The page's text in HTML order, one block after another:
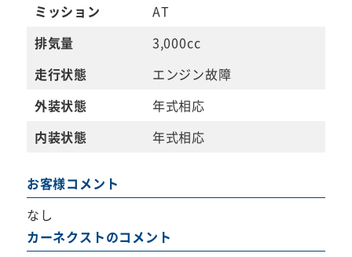
ミッション
AT
排気量
3,000cc
走行状態
エンジン故障
外装状態
年式相応
内装状態
年式相応
お客様コメント
なし
カーネクストのコメント